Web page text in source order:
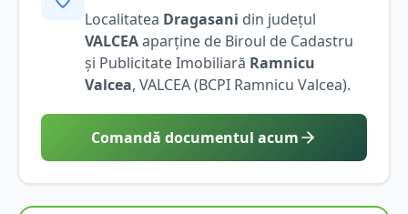
Localitatea Dragasani din județul
VALCEAaparține de Biroul de Cadastru
și Publicitate Imobiliară Ramnicu
Valcea, VALCEA(BCPI Ramnicu Valcea).
Comandă documentul acum